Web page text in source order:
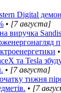
Digital
• [7 августа]
виручка
•
та Tesla
• [7 августа]
тижня
• [7